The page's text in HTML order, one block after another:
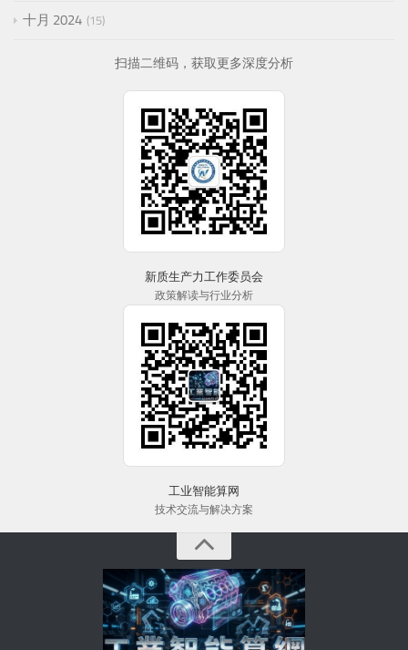
十月 2024 15
扫描二维码，获取更多深度分析
新质生产力工作委员会
政策解读与行业分析
工业智能算网
技术交流与解决方案